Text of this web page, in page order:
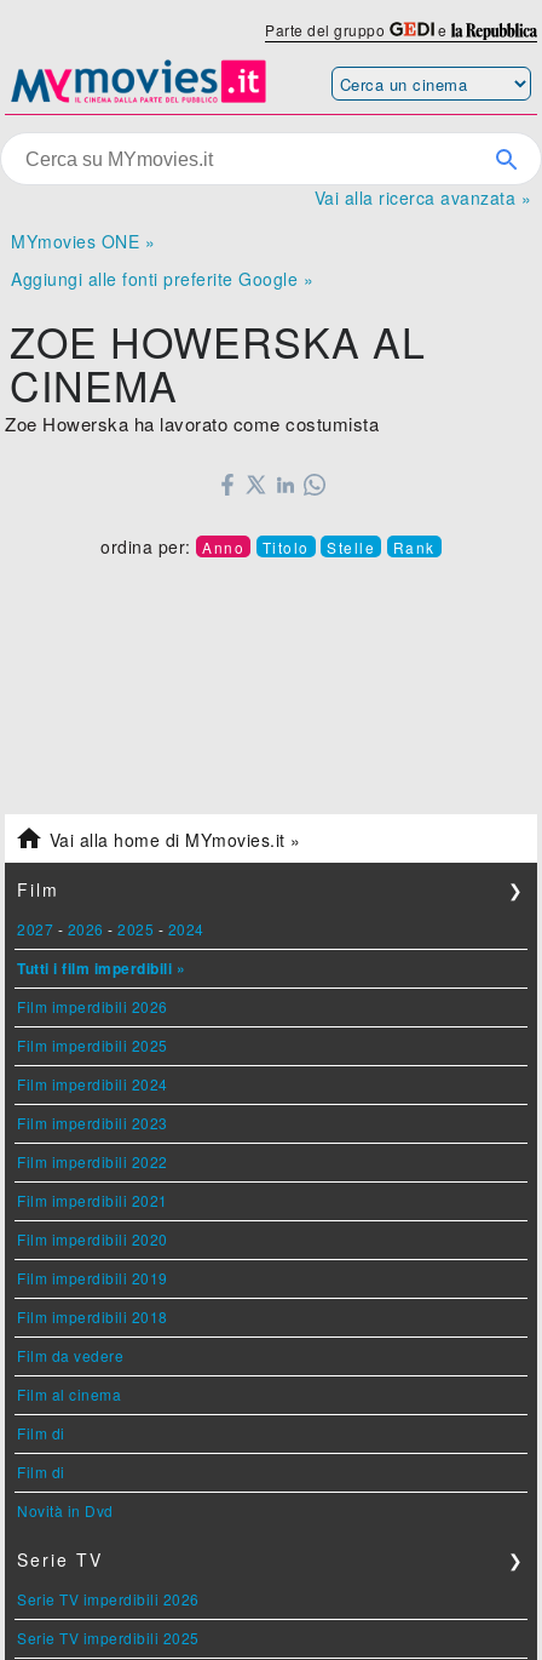
Parte del gruppo e
Vai alla ricerca avanzata »
MYmovies ONE »
Aggiungi alle fonti preferite Google »
ZOE HOWERSKA AL
CINEMA
Zoe Howerska ha lavorato come costumista
ordina per: Anno Titolo Stelle Rank
 Vai alla home di MYmovies.it »
Film ❯
2027 - 2026 -2025 - 2024
Tutti i film imperdibili »
Film imperdibili 2026
Film imperdibili 2025
Film imperdibili 2024
Film imperdibili 2023
Film imperdibili 2022
Film imperdibili 2021
Film imperdibili 2020
Film imperdibili 2019
Film imperdibili 2018
Film da vedere
Film al cinema
Film di
Film di
Novità in Dvd
Serie TV ❯
Serie TV imperdibili 2026
Serie TV imperdibili 2025